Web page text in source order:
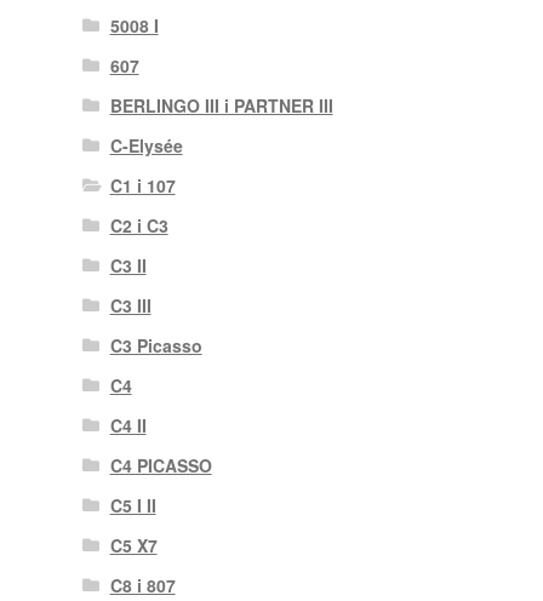
5008 I
607
BERLINGO III i PARTNER III
C-Elysée
C1 i 107
C2 i C3
C3 II
C3 III
C3 Picasso
C4
C4 II
C4 PICASSO
C5 I II
C5 X7
C8 i 807